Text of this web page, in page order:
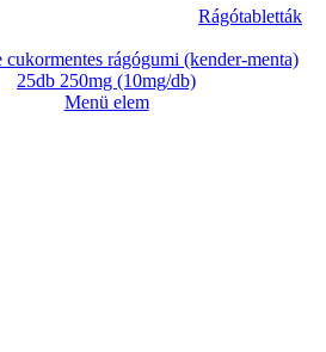
Rágótabletták
rágógumi (kender-menta)
25db 250mg (10mg/db)
Menü elem